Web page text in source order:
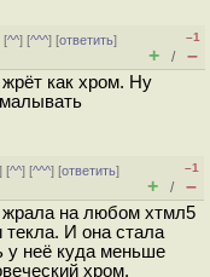
[^^] [^^^] [ответить]
–1
+ / –
как хром. Ну
] [^^] [^^^] [ответить]
–1
+ / –
на любом хтмл5
И она стала
у неё куда меньше
хром.